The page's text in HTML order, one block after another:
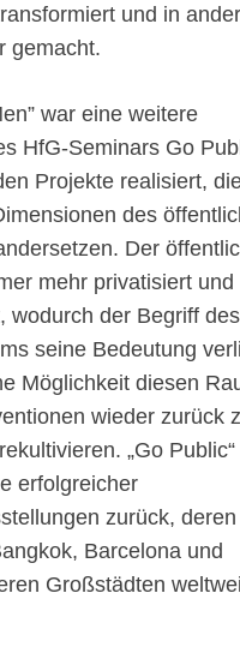
und in
gemacht.
war eine weitere
HfG-Seminars Go
Projekte realisiert,
des
Der
mehr privatisiert und
wodurch der Begriff des
seine Bedeutung
Möglichkeit diesen
wieder zurück
„Go
erfolgreicher
zurück,
Barcelona und
Großstädten